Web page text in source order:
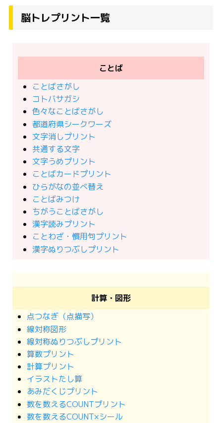
脳トレプリント一覧
ことば
ことばさがし
コトバサガシ
色々なことばさがし
都道府県シークワーズ
文字消しプリント
共通する文字
文字うめプリント
ことばカードプリント
ひらがなの並べ替え
ことばみつけ
ちがうことばさがし
漢字読みプリント
ことわざ・慣用句プリント
漢字ぬりつぶしプリント
計算・図形
点つなぎ（点描写）
線対称図形
線対称ぬりつぶしプリント
算数プリント
計算プリント
イラストたし算
あみだくじプリント
数を数えるCOUNTプリント
数を数えるCOUNT×シール